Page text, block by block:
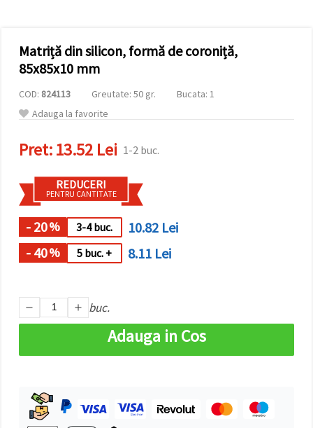
analiză și
acord să
utilizați
toate
cookie -
clic pe
"acceptati
indicați
preferințele
selectând
un tip de
cookie -uri
Аcceptati
Matriță din silicon, formă de coroniță,
85x85x10 mm
COD: 824113 Greutate: 50 gr.
Bucata: 1
Adauga la favorite
Pret:13.52 Lei 1-2 buc.
REDUCERI
PENTRU CANTITATE
- 20% 3-4 buc.
10.82 Lei
- 40% 5 buc. + 8.11 Lei
buc.
Adauga in Cos